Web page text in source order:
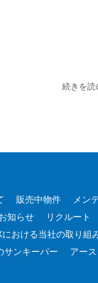
続きを読
販売中物件 メン
知らせ リクルート
における当社の取り組
サンキーパー アー